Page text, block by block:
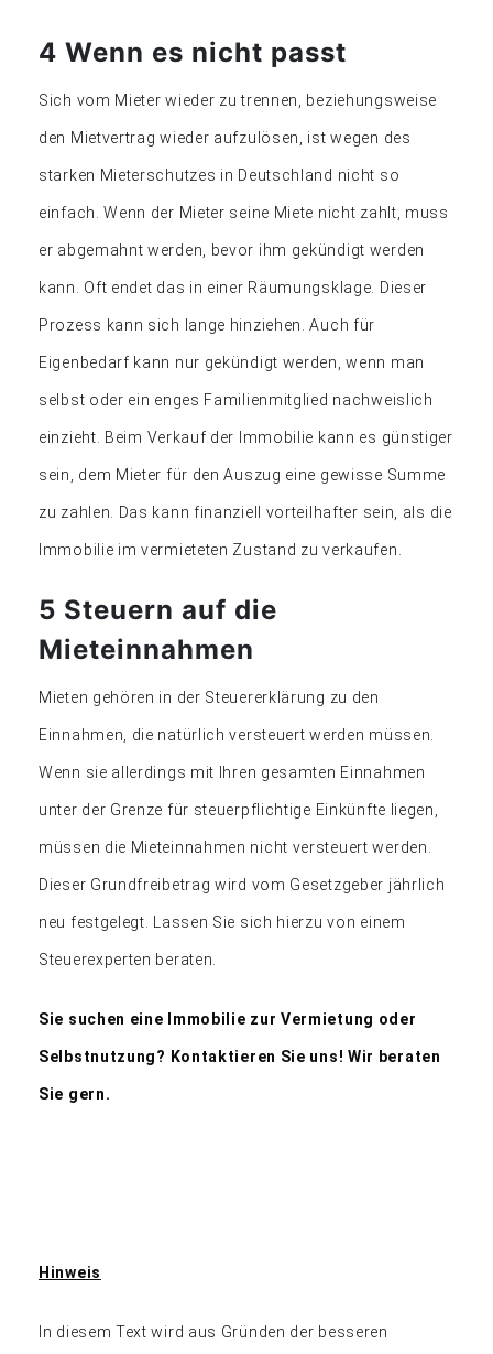
4 Wenn es nicht passt
Sich vom Mieter wieder zu trennen, beziehungsweise
den Mietvertrag wieder aufzulösen, ist wegen des
starken Mieterschutzes in Deutschland nicht so
einfach. Wenn der Mieter seine Miete nicht zahlt, muss
er abgemahnt werden, bevor ihm gekündigt werden
kann. Oft endet das in einer Räumungsklage. Dieser
Prozess kann sich lange hinziehen. Auch für
Eigenbedarf kann nur gekündigt werden, wenn man
selbst oder ein enges Familienmitglied nachweislich
einzieht. Beim Verkauf der Immobilie kann es günstiger
sein, dem Mieter für den Auszug eine gewisse Summe
zu zahlen. Das kann finanziell vorteilhafter sein, als die
Immobilie im vermieteten Zustand zu verkaufen.
5 Steuern auf die
Mieteinnahmen
Mieten gehören in der Steuererklärung zu den
Einnahmen, die natürlich versteuert werden müssen.
Wenn sie allerdings mit Ihren gesamten Einnahmen
unter der Grenze für steuerpflichtige Einkünfte liegen,
müssen die Mieteinnahmen nicht versteuert werden.
Dieser Grundfreibetrag wird vom Gesetzgeber jährlich
neu festgelegt. Lassen Sie sich hierzu von einem
Steuerexperten beraten.
Sie suchen eine Immobilie zur Vermietung oder
Selbstnutzung? Kontaktieren Sie uns! Wir beraten
Sie gern.
Hinweis
In diesem Text wird aus Gründen der besseren